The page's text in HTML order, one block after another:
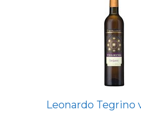
Leonardo Tegrino